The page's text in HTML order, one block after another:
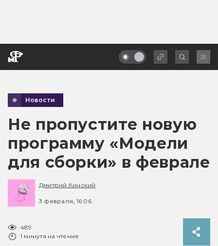
Новости
Не пропустите новую
программу «Модели
для сборки» в феврале
Дмитрий Кинский
3 февраля, 16:06
489
1 минута на чтение